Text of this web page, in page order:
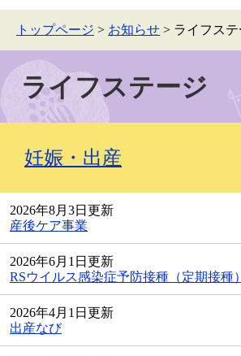
トップページ > お知らせ > ライフステ
ライフステージ
妊娠・出産
2026年8月3日更新
産後ケア事業
2026年6月1日更新
RSウイルス感染症予防接種（定期接種）
2026年4月1日更新
出産なび